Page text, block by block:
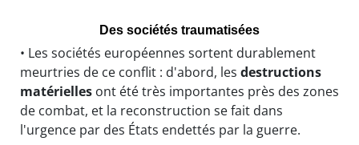
Des sociétés traumatisées
• Les sociétés européennes sortent durablement
meurtries de ce conflit : d'abord, les destructions
matérielles ont été très importantes près des zones
de combat, et la reconstruction se fait dans
l'urgence par des États endettés par la guerre.